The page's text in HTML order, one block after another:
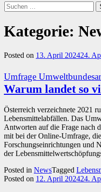
Suchen
nach:
Kategorie:
Posted on 13. April 202424.
Umfrage
Warum landet so
Österreich verzeichnete 2021
Lebensmittelabfällen. Das
Antworten auf die Frage nach
mit bei der Online-Umfrage,
Forschungseinrichtungen und
der
Posted in NewsTagged
Posted on 12. April 202424.